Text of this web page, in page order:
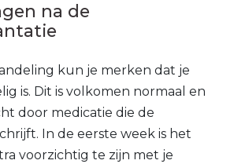
na de
kun je merken dat je
is. Dit is volkomen normaal en
door medicatie die de
In de eerste week is het
voorzichtig te zijn met je